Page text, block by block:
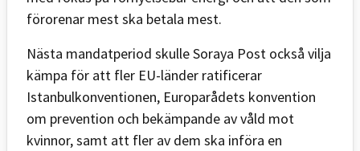
förorenar mest ska betala mest.
Nästa mandatperiod skulle Soraya Post också vilja
kämpa för att fler EU-länder ratificerar
Istanbulkonventionen, Europarådets konvention
om prevention och bekämpande av våld mot
kvinnor, samt att fler av dem ska införa en